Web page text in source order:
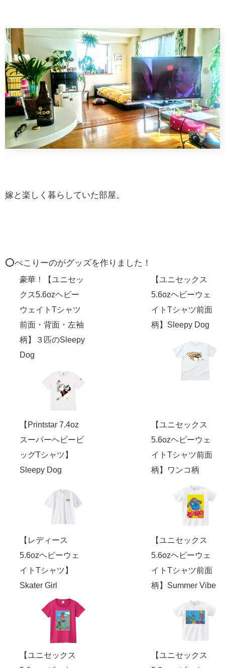
嫁と楽しく暮らしていた部屋。
⭕️ぺこりーのがグッズを作りました！
豪華！【ユニセッ
クス5.6ozヘビー
ウェイトTシャツ
前面・背面・左袖
柄】３匹のSleepy
Dog
【ユニセックス
5.6ozヘビーウェ
イトTシャツ前面
柄】Sleepy Dog
【Printstar 7.4oz
スーパーヘビービ
ッグTシャツ】
Sleepy Dog
【ユニセックス
5.6ozヘビーウェ
イトTシャツ前面
柄】ワンコ柄
【レディース
5.6ozヘビーウェ
イトTシャツ】
Skater Girl
【ユニセックス
5.6ozヘビーウェ
イトTシャツ前面
柄】Summer Vibe
【ユニセックス
【ユニセックス